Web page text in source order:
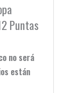
Puntas
no será
están